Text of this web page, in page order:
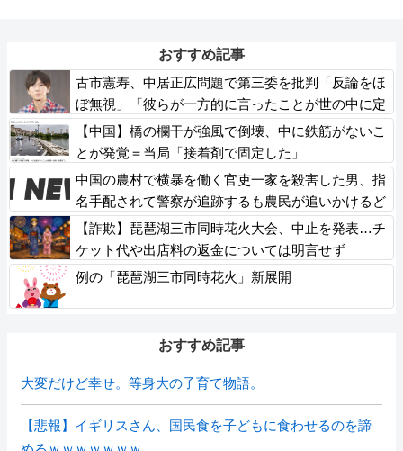
おすすめ記事
古市憲寿、中居正広問題で第三委を批判「反論をほ
ぼ無視」「彼らが一方的に言ったことが世の中に定
着してしまう」橋下徹も同調
【中国】橋の欄干が強風で倒壊、中に鉄筋がないこ
とが発覚＝当局「接着剤で固定した」
中国の農村で横暴を働く官吏一家を殺害した男、指
名手配されて警察が追跡するも農民が追いかけるど
ころか……
【詐欺】琵琶湖三市同時花火大会、中止を発表…チ
ケット代や出店料の返金については明言せず
例の「琵琶湖三市同時花火」新展開
おすすめ記事
大変だけど幸せ。等身大の子育て物語。
【悲報】イギリスさん、国民食を子どもに食わせるのを諦